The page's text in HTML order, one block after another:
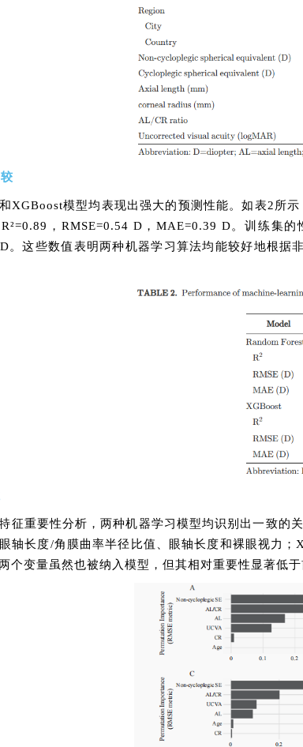
XGBoost模型均表现出强大的预测性能。如表2所
，RMSE=0.54 D，MAE=0.39 D。训练集
。这些数值表明两种机器学习算法均能较好地根
征重要性分析，两种机器学习模型均识别出一致的
轴长度/角膜曲率半径比值、眼轴长度和裸眼视力
个变量虽然也被纳入模型，但其相对重要性显著低